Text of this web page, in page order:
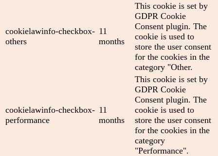
cookielawinfo-checkbox-
others
11
months
This cookie is set by
GDPR Cookie
Consent plugin. The
cookie is used to
store the user consent
for the cookies in the
category "Other.
cookielawinfo-checkbox-
performance
11
months
This cookie is set by
GDPR Cookie
Consent plugin. The
cookie is used to
store the user consent
for the cookies in the
category
"Performance".